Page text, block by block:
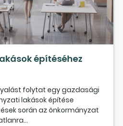
építéséhez
folytat egy gazdasági
lakások építése
során az önkormányzat